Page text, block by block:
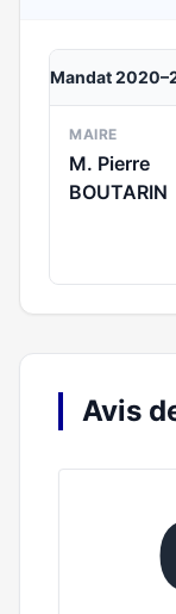
Mandat
MAIRE
M. Pierre
BOUTARIN
Avis